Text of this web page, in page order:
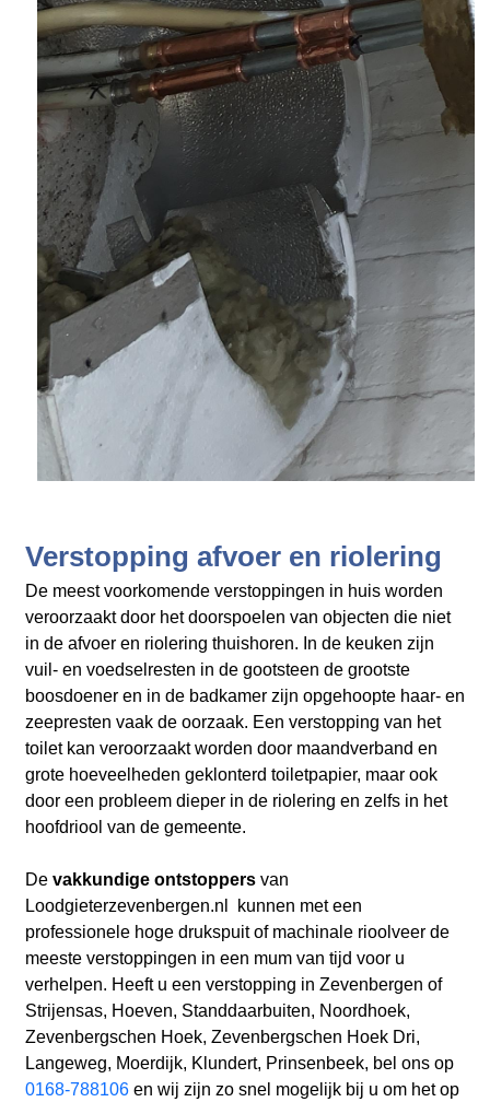
Verstopping afvoer en riolering
De meest voorkomende verstoppingen in huis worden
veroorzaakt door het doorspoelen van objecten die niet
in de afvoer en riolering thuishoren. In de keuken zijn
vuil- en voedselresten in de gootsteen de grootste
boosdoener en in de badkamer zijn opgehoopte haar- en
zeepresten vaak de oorzaak. Een verstopping van het
toilet kan veroorzaakt worden door maandverband en
grote hoeveelheden geklonterd toiletpapier, maar ook
door een probleem dieper in de riolering en zelfs in het
hoofdriool van de gemeente.
De vakkundige ontstoppersvan
Loodgieterzevenbergen.nl
kunnen met een
professionele hoge drukspuit of machinale rioolveer de
meeste verstoppingen in een mum van tijd voor u
verhelpen. Heeft u een verstopping in Zevenbergen of
Strijensas, Hoeven, Standdaarbuiten, Noordhoek,
Zevenbergschen Hoek, Zevenbergschen Hoek Dri,
Langeweg, Moerdijk, Klundert, Prinsenbeek, bel ons op
0168-788106en wij zijn zo snel mogelijk bij u om het op